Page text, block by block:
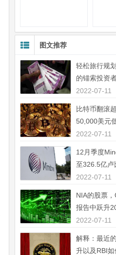
图文推荐
轻松旅行规
的锚索投资
比”
2022-07-11
比特币翻滚
50,000美元
元”
2022-07-11
12月季度
至326.5亿卢
2022-07-11
NIA的股票
报告中跃升
中44％”
2022-07-11
解释：最近
升以及RBI如